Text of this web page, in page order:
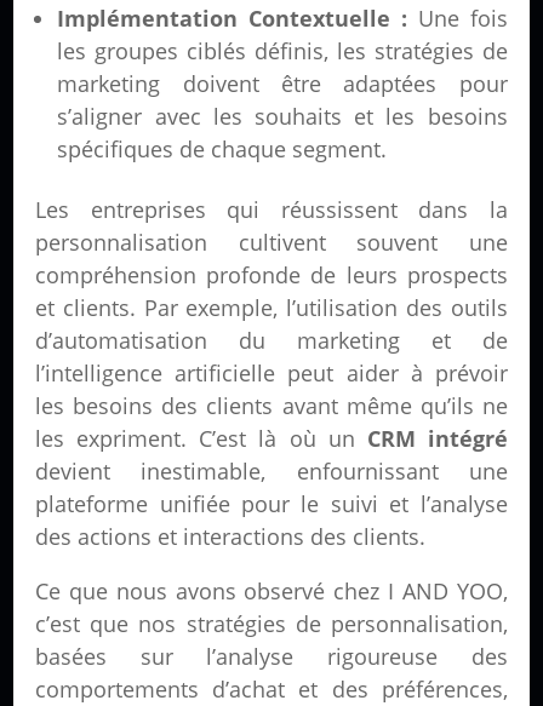
Implémentation Contextuelle : Une fois
les groupes ciblés définis, les stratégies de
marketing doivent être adaptées pour
s’aligner avec les souhaits et les besoins
spécifiques de chaque segment.
Les entreprises qui réussissent dans la
personnalisation cultivent souvent une
compréhension profonde de leurs prospects
et clients. Par exemple, l’utilisation des outils
d’automatisation du marketing et de
l’intelligence artificielle peut aider à prévoir
les besoins des clients avant même qu’ils ne
les expriment. C’est là où un CRM intégré
devient inestimable, enfournissant une
plateforme unifiée pour le suivi et l’analyse
des actions et interactions des clients.
Ce que nous avons observé chez I AND YOO,
c’est que nos stratégies de personnalisation,
basées sur l’analyse rigoureuse des
comportements d’achat et des préférences,